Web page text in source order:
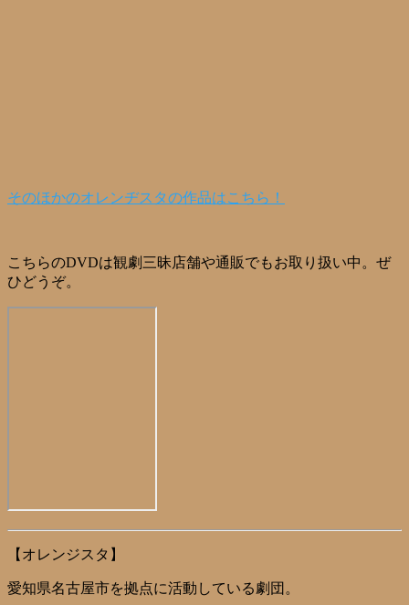
そのほかのオレンヂスタの作品はこちら！
こちらのDVDは観劇三昧店舗や通販でもお取り扱い中。ぜ
ひどうぞ。
【オレンジスタ】
愛知県名古屋市を拠点に活動している劇団。